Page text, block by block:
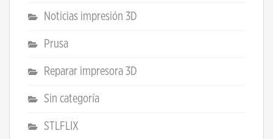
Noticias impresión 3D
Prusa
Reparar impresora 3D
Sin categoría
STLFLIX